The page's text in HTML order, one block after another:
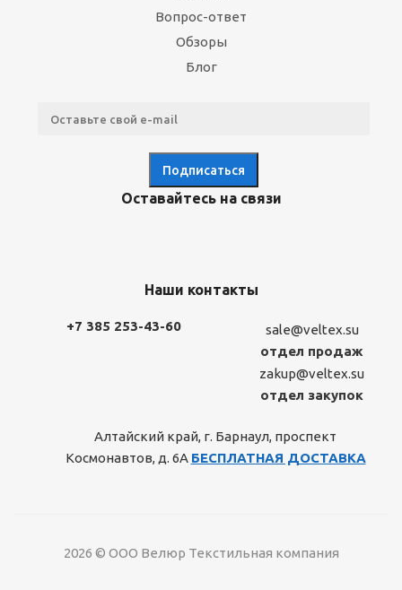
Вопрос-ответ
Обзоры
Блог
Оставайтесь на связи
Наши контакты
+7 385 253-43-60
sale@veltex.su
отдел продаж
zakup@veltex.su
отдел закупок
Алтайский край, г. Барнаул, проспект
Космонавтов, д. 6А БЕСПЛАТНАЯ ДОСТАВКА
2026 © ООО Велюр Текстильная компания